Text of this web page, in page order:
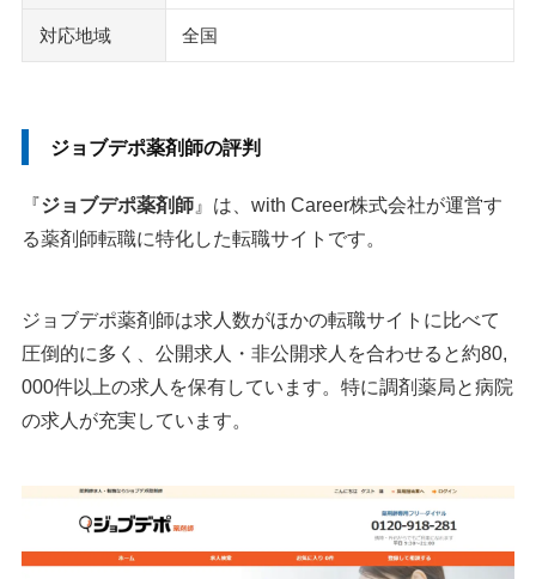
対応地域 全国
ジョブデポ薬剤師の評判
『ジョブデポ薬剤師 』は、with Career株式会社が運営す
る薬剤師転職に特化した転職サイトです。
ジョブデポ薬剤師は求人数がほかの転職サイトに比べて
圧倒的に多く、公開求人・非公開求人を合わせると約80,
000件以上の求人を保有しています。特に調剤薬局と病院
の求人が充実しています。